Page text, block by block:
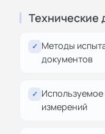
Технические
✓ Методы
документов
✓
измерений